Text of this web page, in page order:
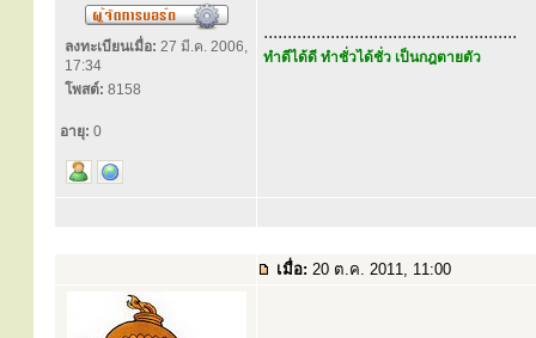
ลงทะเบียนเมื่อ: 27 มี.ค. 2006,
17:34
โพสต์: 8158
อายุ: 0
.....................................................
ทำดีได้ดี ทำชั่วได้ชั่ว เป็นกฎตายตัว
เมื่อ: 20 ต.ค. 2011, 11:00